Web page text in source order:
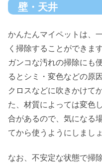
壁・天井
かんたんマイペットは、
く掃除することができま
ガンコな汚れの掃除にも
るとシミ・変色などの原
クロスなどに吹きかけて
た、材質によっては変色
合があるので、気になる
てから使うようにしましょ
なお、不安定な状態で掃